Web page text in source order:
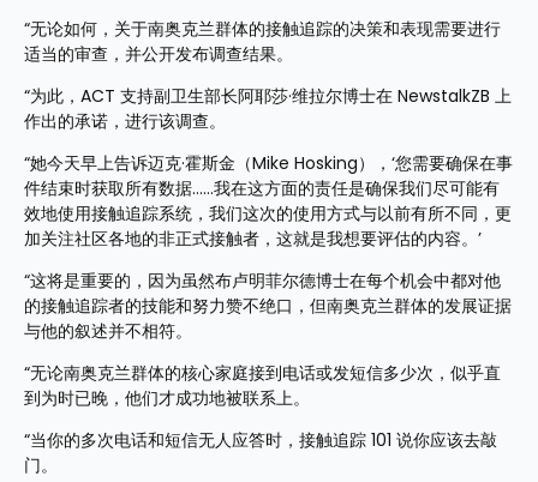
“无论如何，关于南奥克兰群体的接触追踪的决策和表现需要进行
适当的审查，并公开发布调查结果。
“为此，ACT 支持副卫生部长阿耶莎·维拉尔博士在 NewstalkZB 上
作出的承诺，进行该调查。
“她今天早上告诉迈克·霍斯金（Mike Hosking），‘您需要确保在事
件结束时获取所有数据……我在这方面的责任是确保我们尽可能有
效地使用接触追踪系统，我们这次的使用方式与以前有所不同，更
加关注社区各地的非正式接触者，这就是我想要评估的内容。’
“这将是重要的，因为虽然布卢明菲尔德博士在每个机会中都对他
的接触追踪者的技能和努力赞不绝口，但南奥克兰群体的发展证据
与他的叙述并不相符。
“无论南奥克兰群体的核心家庭接到电话或发短信多少次，似乎直
到为时已晚，他们才成功地被联系上。
“当你的多次电话和短信无人应答时，接触追踪 101 说你应该去敲
门。